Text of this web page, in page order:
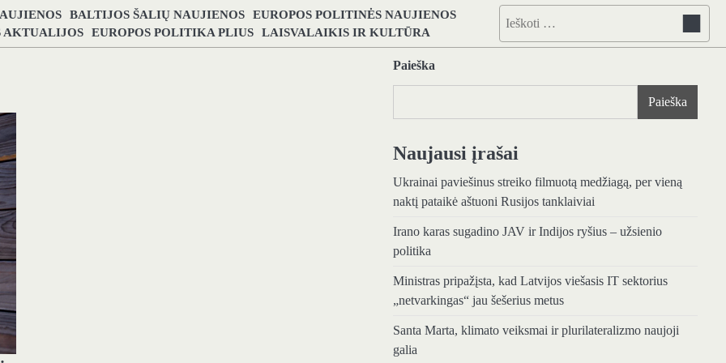
BALTIJOS ŠALIŲ NAUJIENOS EUROPOS POLITINĖS NAUJIENOS
AKTUALIJOS EUROPOS POLITIKA PLIUS LAISVALAIKIS IR KULTŪRA
Ieškoti:
Paieška
Paieška
Naujausi įrašai
Ukrainai paviešinus streiko filmuotą medžiagą, per vieną
naktį pataikė aštuoni Rusijos tanklaiviai
Irano karas sugadino JAV ir Indijos ryšius – užsienio
politika
Ministras pripažįsta, kad Latvijos viešasis IT sektorius
„netvarkingas“ jau šešerius metus
Santa Marta, klimato veiksmai ir plurilateralizmo naujoji
galia